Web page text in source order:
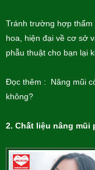
Tránh trường hợp thẩm
hoa, hiện đại về cơ sở
phẫu thuật cho bạn lại
Đọc thêm : Nâng mũi
không?
2. Chất liệu nâng mũi